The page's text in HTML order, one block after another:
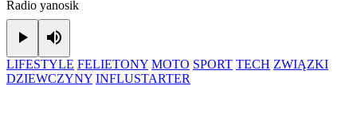
Radio yanosik
Play
LIFESTYLE FELIETONY MOTO SPORT TECH ZWIĄZKI
DZIEWCZYNY INFLUSTARTER